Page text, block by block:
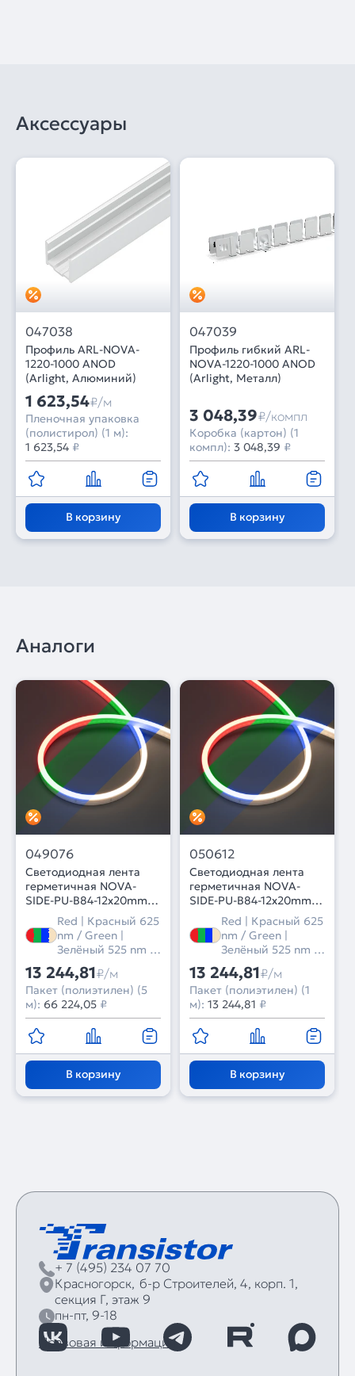
Аксессуары
047038
Профиль ARL-NOVA-
1220-1000 ANOD
(Arlight, Алюминий)
1 623,54₽/м
Пленочная упаковка
(полистирол) (1 м):
1 623,54 ₽
В корзину
047039
Профиль гибкий ARL-
NOVA-1220-1000 ANOD
(Arlight, Металл)
3 048,39₽/компл
Коробка (картон) (1
компл): 3 048,39 ₽
В корзину
Аналоги
049076
Светодиодная лента
герметичная NOVA-
SIDE-PU-B84-12x20mm
24V RGB-Day (15 W/m,
IP68, 5m, wire x2)
(Arlight, Полиуретан)
Red | Красный 625
nm / Green |
Зелёный 525 nm /
Blue | Синий 470
nm / Day |
Дневной 4000 K
13 244,81₽/м
Пакет (полиэтилен) (5
м): 66 224,05 ₽
В корзину
050612
Светодиодная лента
герметичная NOVA-
SIDE-PU-B84-12x20mm
24V RGB-Day (15 W/m,
IP68, 1m, wire x1)
(Arlight, Полиуретан)
Red | Красный 625
nm / Green |
Зелёный 525 nm /
Blue | Синий 470
nm / Day |
Дневной 4000 K
13 244,81₽/м
Пакет (полиэтилен) (1
м): 13 244,81 ₽
В корзину
+ 7 (495) 234 07 70
Красногорск, б‑р Строителей, 4, корп. 1,
секция Г, этаж 9
пн-пт, 9-18
Правовая информация